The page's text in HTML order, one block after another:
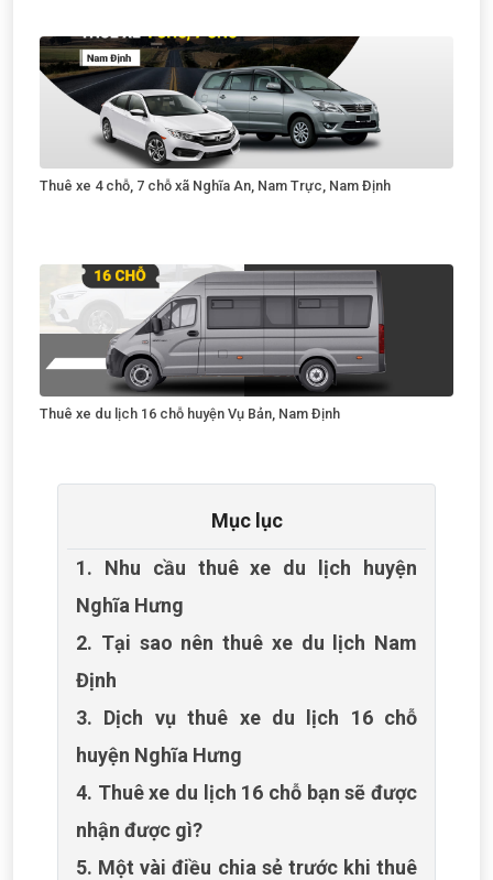
Thuê xe 4 chỗ, 7 chỗ xã Nghĩa An, Nam Trực, Nam Định
Thuê xe du lịch 16 chỗ huyện Vụ Bản, Nam Định
Mục lục
1. Nhu cầu thuê xe du lịch huyện
Nghĩa Hưng
2. Tại sao nên thuê xe du lịch Nam
Định
3. Dịch vụ thuê xe du lịch 16 chỗ
huyện Nghĩa Hưng
4. Thuê xe du lịch 16 chỗ bạn sẽ được
nhận được gì?
5. Một vài điều chia sẻ trước khi thuê